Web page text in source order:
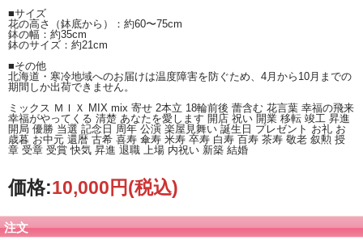
■サイズ
花の高さ（鉢底から）：約60〜75cm
鉢の幅：約35cm
鉢のサイズ：約21cm
■その他
北海道・寒冷地域へのお届けは温度障害を防ぐため、4月から10月までの
期間しか出荷できません。
ミックス ＭＩＸ MIX mix 寄せ 2本立 18輪前後 蕾含む 花言葉 幸福の飛来
幸福がやってくる 清楚 あなたを愛します 開店 祝い 開業 移転 竣工 昇進
開局 優勝 当選 記念日 周年 公演 楽屋見舞い 誕生日 プレゼント お礼 お
歳暮 お中元 還暦 古希 喜寿 傘寿 米寿 卒寿 白寿 百寿 茶寿 敬老 叙勲 授
章 受章 受賞 快気 昇進 退職 上場 内祝い 新築 結婚
価格:10,000円(税込)
注文